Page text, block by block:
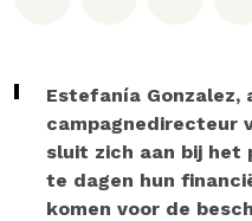
Estefanía Gonzalez,
campagnedirecteur
sluit zich aan bij het
te dagen hun
komen voor de